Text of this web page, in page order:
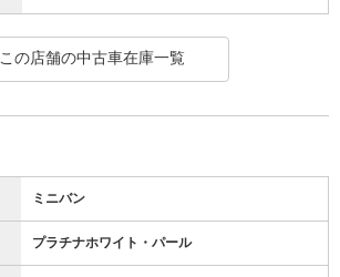
この店舗の中古車在庫一覧
ミニバン
プラチナホワイト・パール